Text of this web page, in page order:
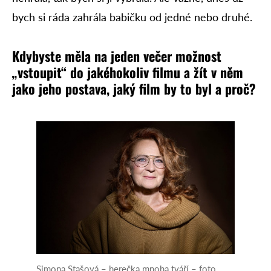
bych si ráda zahrála babičku od jedné nebo druhé.
Kdybyste měla na jeden večer možnost
„vstoupit“ do jakéhokoliv filmu a žít v něm
jako jeho postava, jaký film by to byl a proč?
Simona Stašová – herečka mnoha tváří – foto